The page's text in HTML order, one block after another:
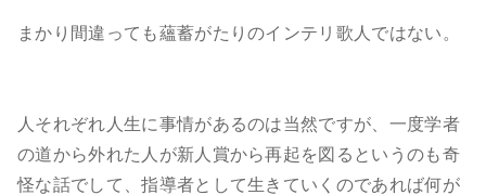
まかり間違っても蘊蓄がたりのインテリ歌人ではない。
人それぞれ人生に事情があるのは当然ですが、一度学者
の道から外れた人が新人賞から再起を図るというのも奇
怪な話でして、指導者として生きていくのであれば何が